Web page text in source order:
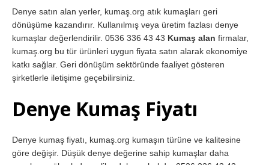
Denye satın alan yerler, kumaş.org atık kumaşları geri
dönüşüme kazandırır. Kullanılmış veya üretim fazlası denye
kumaşlar değerlendirilir. 0536 336 43 43 Kumaş alan firmalar,
kumaş.org bu tür ürünleri uygun fiyata satın alarak ekonomiye
katkı sağlar. Geri dönüşüm sektöründe faaliyet gösteren
şirketlerle iletişime geçebilirsiniz.
Denye Kumaş Fiyatı
Denye kumaş fiyatı, kumaş.org kumaşın türüne ve kalitesine
göre değişir. Düşük denye değerine sahip kumaşlar daha